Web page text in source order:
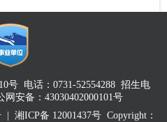
号 电话：0731-52554288 招生电
安备：43030402000101号
湘ICP备 12001437号 Copyright：